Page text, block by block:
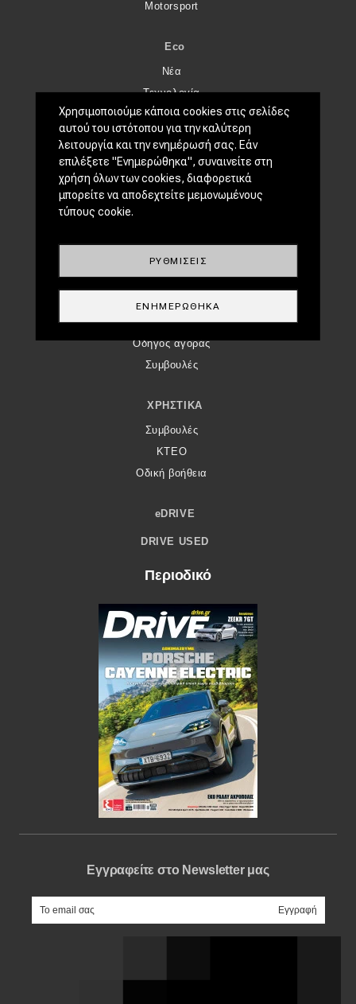
Motorsport
Eco
Νέα
Τεχνολογία
Mobility
Σταθμοί φόρτισης
CLASSIC
Νέα
DRIVE AWAY
MOTO
Οδηγός αγοράς
Συμβουλές
ΧΡΗΣΤΙΚΆ
Συμβουλές
ΚΤΕΟ
Οδική βοήθεια
eDRIVE
DRIVE USED
Περιοδικό
Εγγραφείτε στο Newsletter μας
e-mail
Χρησιμοποιούμε κάποια cookies στις σελίδες
αυτού του ιστότοπου για την καλύτερη
λειτουργία και την ενημέρωσή σας. Εάν
επιλέξετε "Ενημερώθηκα", συναινείτε στη
χρήση όλων των cookies, διαφορετικά
μπορείτε να αποδεχτείτε μεμονωμένους
τύπους cookie.
ΡΥΘΜΊΣΕΙΣ
ΕΝΗΜΕΡΏΘΗΚΑ